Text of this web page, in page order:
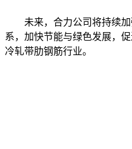
未来，合力公司将持续加
系，加快节能与绿色发展，
冷轧带肋钢筋行业。